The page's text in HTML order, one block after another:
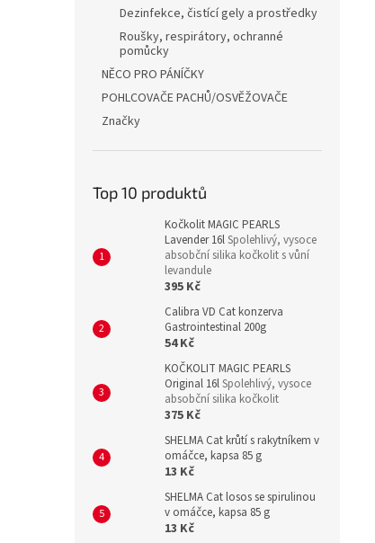
Dezinfekce, čistící gely a prostředky
Roušky, respirátory, ochranné
pomůcky
NĚCO PRO PÁNÍČKY
POHLCOVAČE PACHŮ/OSVĚŽOVAČE
Značky
Top 10 produktů
Kočkolit MAGIC PEARLS
Lavender 16lSpolehlivý, vysoce
absobční silika kočkolit s vůní
levandule
395 Kč
Calibra VD Cat konzerva
Gastrointestinal 200g
54 Kč
KOČKOLIT MAGIC PEARLS
Original 16lSpolehlivý, vysoce
absobční silika kočkolit
375 Kč
SHELMA Cat krůtí s rakytníkem v
omáčce, kapsa 85 g
13 Kč
SHELMA Cat losos se spirulinou
v omáčce, kapsa 85 g
13 Kč